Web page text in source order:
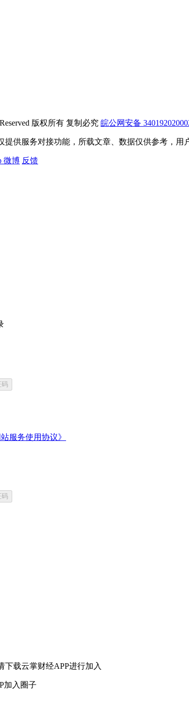
版权所有 复制必究 皖公网安备
供服务对接功能，所载文章、数据仅供参考，用
微博 反馈
码
服务使用协议》
码
下载云掌财经APP进行加入
加入圈子